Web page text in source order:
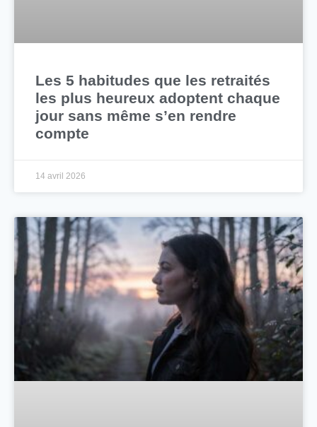
Les 5 habitudes que les retraités
les plus heureux adoptent chaque
jour sans même s’en rendre
compte
14 avril 2026